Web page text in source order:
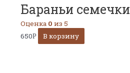
Бараньи семечки
Оценка 0 из 5
650Р В корзину